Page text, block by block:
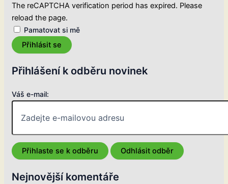
The reCAPTCHA verification period has expired. Please
reload the page.
Pamatovat si mě
Přihlásit se
Přihlášení k odběru novinek
Váš e-mail:
Nejnovější komentáře